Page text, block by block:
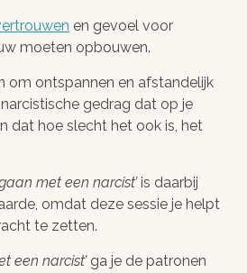
en gevoel voor
moeten opbouwen.
om ontspannen en afstandelijk
gedrag dat op je
dat hoe slecht het ook is, het
met een narcistis daarbij
omdat deze sessie je helpt
te zetten.
een narcistga je de patronen